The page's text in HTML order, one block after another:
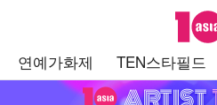
텐아시
연예가화제 TEN스타필드